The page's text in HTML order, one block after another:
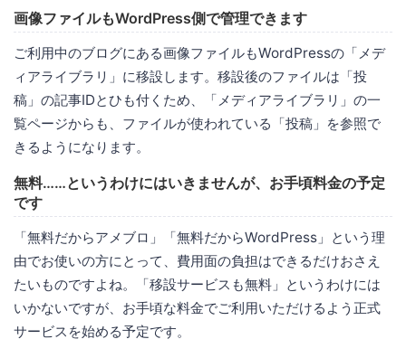
画像ファイルもWordPress側で管理できます
ご利用中のブログにある画像ファイルもWordPressの「メデ
ィアライブラリ」に移設します。移設後のファイルは「投
稿」の記事IDとひも付くため、「メディアライブラリ」の一
覧ページからも、ファイルが使われている「投稿」を参照で
きるようになります。
無料……というわけにはいきませんが、お手頃料金の予定
です
「無料だからアメブロ」「無料だからWordPress」という理
由でお使いの方にとって、費用面の負担はできるだけおさえ
たいものですよね。「移設サービスも無料」というわけには
いかないですが、お手頃な料金でご利用いただけるよう正式
サービスを始める予定です。